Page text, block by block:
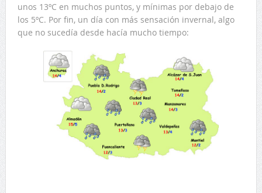
unos 13ºC en muchos puntos, y mínimas por debajo de
los 5ºC. Por fin, un día con más sensación invernal, algo
que no sucedía desde hacía mucho tiempo: